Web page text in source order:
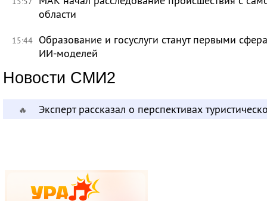
области
15:44 Образование и госуслуги станут первыми
ИИ-моделей
Новости СМИ2
🔥 Эксперт рассказал о перспективах